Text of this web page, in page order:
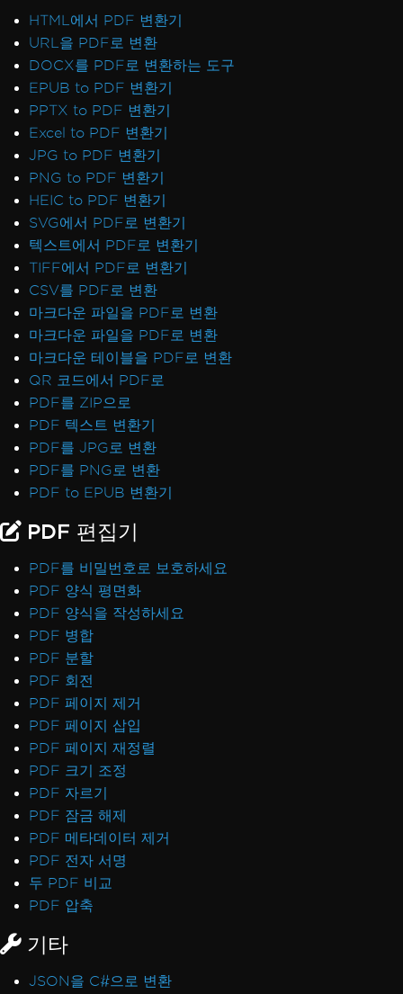
HTML에서 PDF 변환기
URL을 PDF로 변환
DOCX를 PDF로 변환하는 도구
EPUB to PDF 변환기
PPTX to PDF 변환기
Excel to PDF 변환기
JPG to PDF 변환기
PNG to PDF 변환기
HEIC to PDF 변환기
SVG에서 PDF로 변환기
텍스트에서 PDF로 변환기
TIFF에서 PDF로 변환기
CSV를 PDF로 변환
마크다운 파일을 PDF로 변환
마크다운 파일을 PDF로 변환
마크다운 테이블을 PDF로 변환
QR 코드에서 PDF로
PDF를 ZIP으로
PDF 텍스트 변환기
PDF를 JPG로 변환
PDF를 PNG로 변환
PDF to EPUB 변환기
PDF 편집기
PDF를 비밀번호로 보호하세요
PDF 양식 평면화
PDF 양식을 작성하세요
PDF 병합
PDF 분할
PDF 회전
PDF 페이지 제거
PDF 페이지 삽입
PDF 페이지 재정렬
PDF 크기 조정
PDF 자르기
PDF 잠금 해제
PDF 메타데이터 제거
PDF 전자 서명
두 PDF 비교
PDF 압축
기타
JSON을 C#으로 변환